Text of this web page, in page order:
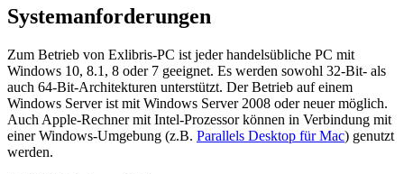
Systemanforderungen
Zum Betrieb von Exlibris-PC ist jeder handelsübliche PC mit
Windows 10, 8.1, 8 oder 7 geeignet. Es werden sowohl 32-Bit- als
auch 64-Bit-Architekturen unterstützt. Der Betrieb auf einem
Windows Server ist mit Windows Server 2008 oder neuer möglich.
Auch Apple-Rechner mit Intel-Prozessor können in Verbindung mit
einer Windows-Umgebung (z.B. Parallels Desktop für Mac) genutzt
werden.